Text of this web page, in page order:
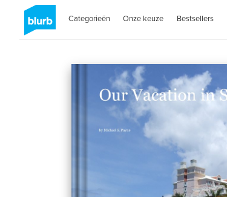
Categorieën Onze keuze Bestsellers